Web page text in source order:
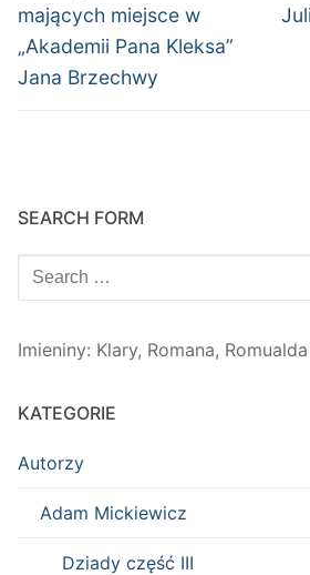
wpis:
mających miejsce w
„Akademii Pana Kleksa”
Jana Brzechwy
SEARCH FORM
Szukaj:
Imieniny: Klary, Romana, Romualda
KATEGORIE
Autorzy
Adam Mickiewicz
Dziady część III